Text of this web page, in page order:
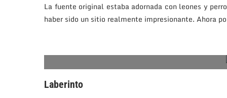
La fuente original estaba adornada con leones y
haber sido un sitio realmente impresionante. Ahora
Laberinto